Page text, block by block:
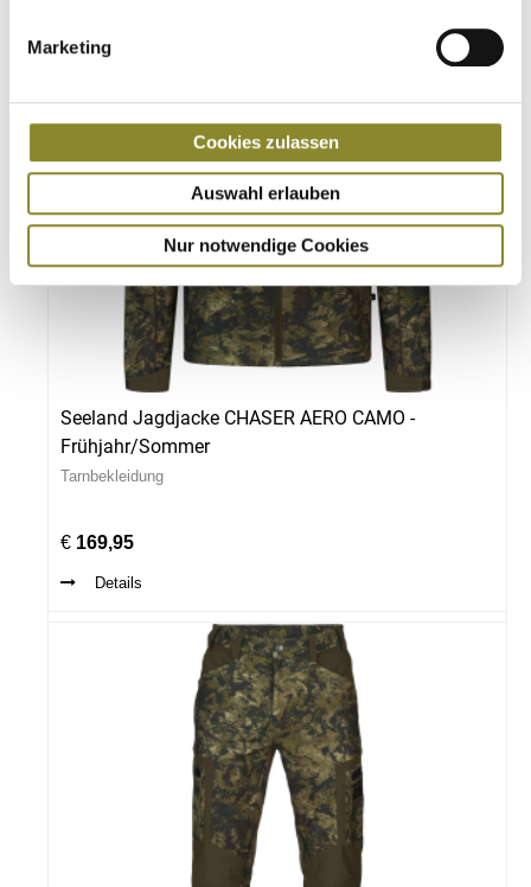
Marketing
Cookies zulassen
Auswahl erlauben
Nur notwendige Cookies
Seeland Jagdjacke CHASER AERO CAMO -
Frühjahr/Sommer
Tarnbekleidung
€ 169,95
Details